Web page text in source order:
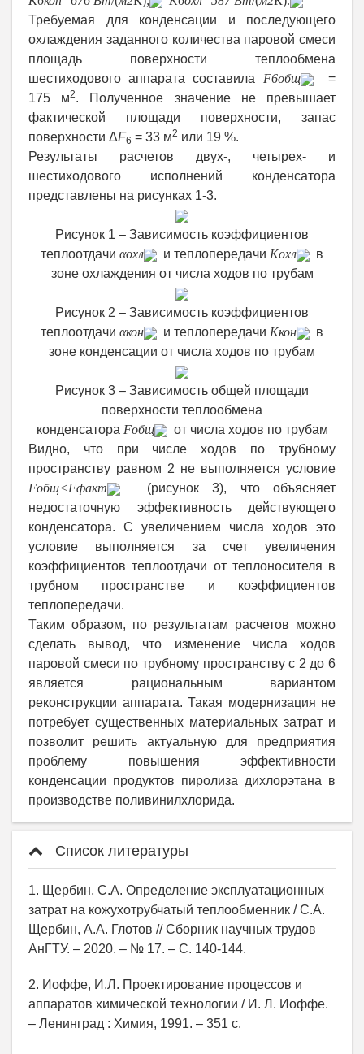
Требуемая для конденсации и последующего
охлаждения заданного количества паровой смеси
площадь поверхности теплообмена
шестиходового аппарата составила F6общ
=
175 м2. Полученное значение не превышает
фактической площади поверхности, запас
поверхности ΔF6 = 33 м2 или 19 %.
Результаты расчетов двух-, четырех- и
шестиходового исполнений конденсатора
представлены на рисунках 1-3.
Рисунок 1 – Зависимость коэффициентов
теплоотдачи αохл и теплопередачи Kохл
в
зоне охлаждения от числа ходов по трубам
Рисунок 2 – Зависимость коэффициентов
теплоотдачи αкон и теплопередачи Kкон
в
зоне конденсации от числа ходов по трубам
Рисунок 3 – Зависимость общей площади
поверхности теплообмена
конденсатора Fобщ
от числа ходов по трубам
Видно, что при числе ходов по трубному
пространству равном 2 не выполняется условие
Fобщ<Fфакт
(рисунок 3), что объясняет
недостаточную эффективность действующего
конденсатора. С увеличением числа ходов это
условие выполняется за счет увеличения
коэффициентов теплоотдачи от теплоносителя в
трубном пространстве и коэффициентов
теплопередачи.
Таким образом, по результатам расчетов можно
сделать вывод, что изменение числа ходов
паровой смеси по трубному пространству с 2 до 6
является рациональным вариантом
реконструкции аппарата. Такая модернизация не
потребует существенных материальных затрат и
позволит решить актуальную для предприятия
проблему повышения эффективности
конденсации продуктов пиролиза дихлорэтана в
производстве поливинилхлорида.
Список литературы
1. Щербин, С.А. Определение эксплуатационных
затрат на кожухотрубчатый теплообменник / С.А.
Щербин, А.А. Глотов // Сборник научных трудов
АнГТУ. – 2020. – № 17. – С. 140-144.
2. Иоффе, И.Л. Проектирование процессов и
аппаратов химической технологии / И. Л. Иоффе.
– Ленинград : Химия, 1991. – 351 с.